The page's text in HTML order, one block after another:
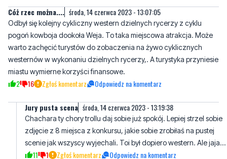
warto zachęcić turystów do zobaczenia na żywo cyklicznych
westernów w wykonaniu dzielnych rycerzy,. A turystyka przyniesie
miastu wymierne korzyści finansowe.
2 16 Zgłoś komentarz Odpowiedz na komentarz
Jury pusta scena środa, 14 czerwca 2023 - 13:19:38
Chachara ty chory trollu daj sobie już spokój. Lepiej strzel sobie
scenie jak wszyscy wyjechali. Toi był dopiero western. Ale jaja...
11 1 Zgłoś komentarz Odpowiedz na komentarz
Cóż rzec można.... środa, 14 czerwca 2023 - 14:02:55
Wszyscy wyjechali? Skąd w takim razie ty tam się wziąłeś?